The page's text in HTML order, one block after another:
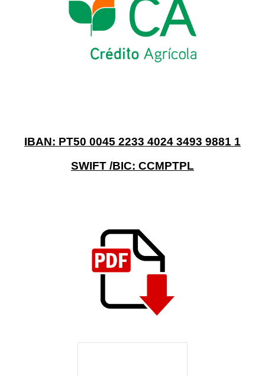
IBAN: PT50 0045 2233 4024 3493 9881 1
SWIFT /BIC: CCMPTPL